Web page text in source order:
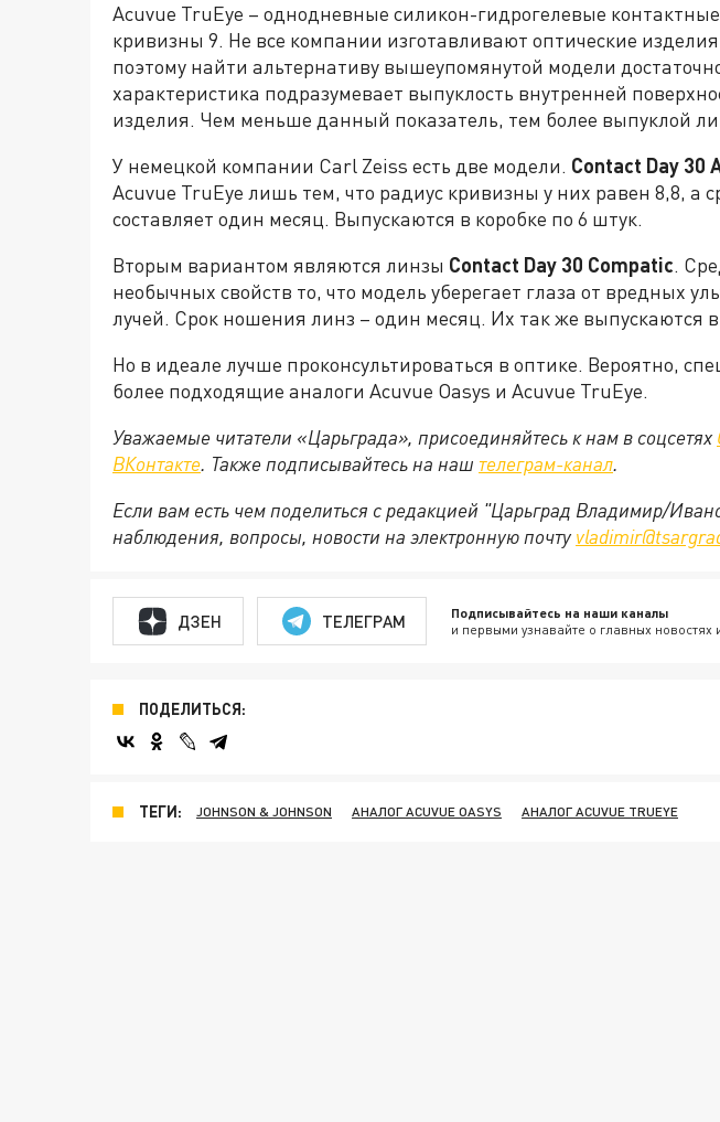
Acuvue TruEye – однодневные силикон-гидрогелевые
кривизны 9. Не все компании изготавливают оптические
поэтому найти альтернативу вышеупомянутой модели
характеристика подразумевает выпуклость внутренней
изделия. Чем меньше данный показатель, тем более выпуклой
У немецкой компании Carl Zeiss есть две модели. Contact Day 30
Acuvue TruEye лишь тем, что радиус кривизны у них равен 8,8, а
составляет один месяц. Выпускаются в коробке по 6 штук.
Вторым вариантом являются линзы Contact Day 30 Compatic.
необычных свойств то, что модель уберегает глаза от вредных
лучей. Срок ношения линз – один месяц. Их так же выпускаются в
Но в идеале лучше проконсультироваться в оптике. Вероятно,
более подходящие аналоги Acuvue Oasys и Acuvue TruEye.
Уважаемые читатели «Царьграда», присоединяйтесь к нам в соцсетях
ВКонтакте. Также подписывайтесь на наш телеграм-канал.
Если вам есть чем поделиться с редакцией "Царьград Владимир/
наблюдения, вопросы, новости на электронную почту
ДЗЕН ТЕЛЕГРАМ Подписывайтесь на наши каналы
и первыми узнавайте о главных
ПОДЕЛИТЬСЯ:
ТЕГИ: JOHNSON & JOHNSON АНАЛОГ АCUVUE OASYS АНАЛОГ ACUVUE TRUEYE